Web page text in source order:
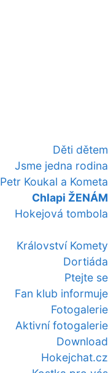
Děti dětem
Jsme jedna rodina
Petr Koukal a Kometa
Chlapi ŽENÁM
Hokejová tombola
Království Komety
Dortiáda
Ptejte se
Fan klub informuje
Fotogalerie
Aktivní fotogalerie
Download
Hokejchat.cz